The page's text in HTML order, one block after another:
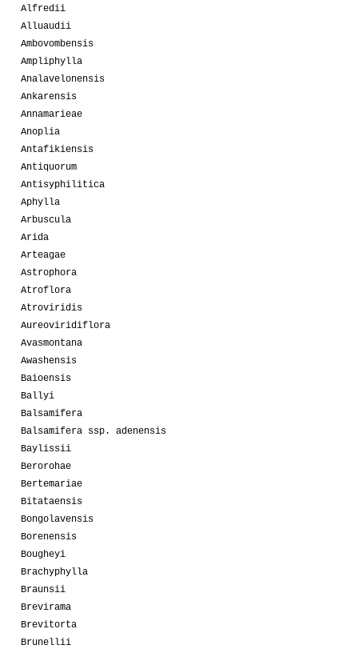
Alfredii
Alluaudii
Ambovombensis
Ampliphylla
Analavelonensis
Ankarensis
Annamarieae
Anoplia
Antafikiensis
Antiquorum
Antisyphilitica
Aphylla
Arbuscula
Arida
Arteagae
Astrophora
Atroflora
Atroviridis
Aureoviridiflora
Avasmontana
Awashensis
Baioensis
Ballyi
Balsamifera
Balsamifera ssp. adenensis
Baylissii
Berorohae
Bertemariae
Bitataensis
Bongolavensis
Borenensis
Bougheyi
Brachyphylla
Braunsii
Brevirama
Brevitorta
Brunellii